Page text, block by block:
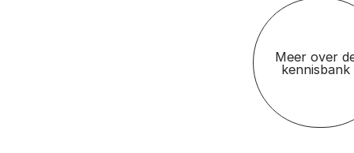
Meer over
kennisbank